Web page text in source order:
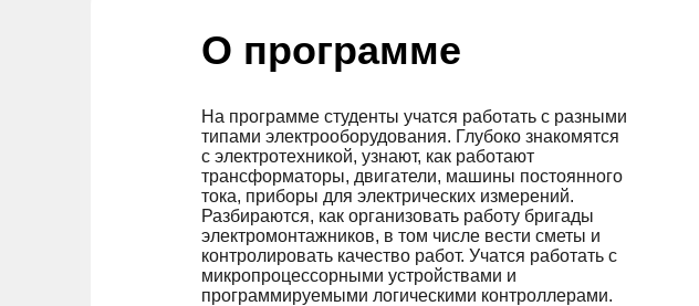
О программе
На программе студенты учатся работать с разными
типами электрооборудования. Глубоко знакомятся
с электротехникой, узнают, как работают
трансформаторы, двигатели, машины постоянного
тока, приборы для электрических измерений.
Разбираются, как организовать работу бригады
электромонтажников, в том числе вести сметы и
контролировать качество работ. Учатся работать с
микропроцессорными устройствами и
программируемыми логическими контроллерами.